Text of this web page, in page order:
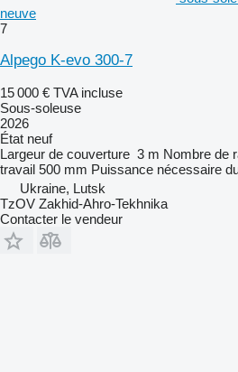
neuve
7
Alpego K-evo 300-7
15 000 € TVA incluse
Sous-soleuse
2026
État neuf
Largeur de couverture 3 m Nombre de
travail 500 mm Puissance nécessaire
Ukraine, Lutsk
TzOV Zakhid-Ahro-Tekhnika
Contacter le vendeur